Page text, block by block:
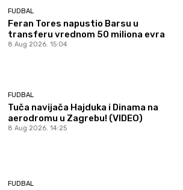
FUDBAL
Feran Tores napustio Barsu u
transferu vrednom 50 miliona evra
8 Aug 2026. 15:04
FUDBAL
Tuča navijača Hajduka i Dinama na
aerodromu u Zagrebu! (VIDEO)
8 Aug 2026. 14:25
FUDBAL